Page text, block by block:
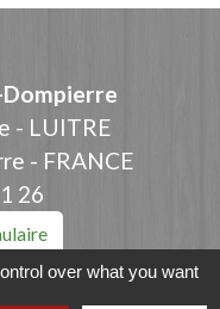
- LUITRE
- FRANCE
26
over what you want